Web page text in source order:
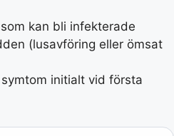
kan bli infekterade
(lusavföring eller ömsat
initialt vid första